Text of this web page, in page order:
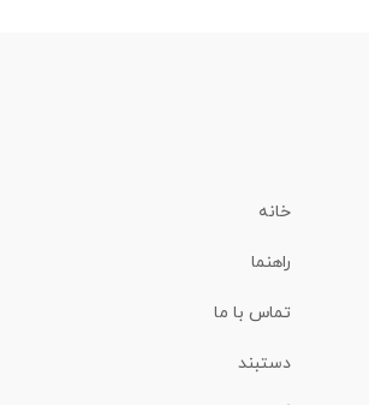
خانه
راهنما
تماس با ما
دستبند